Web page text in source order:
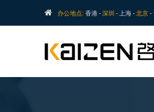
办公地点: 香港 - 深圳 - 上海 - 北京 -